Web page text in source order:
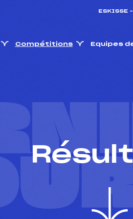
ESKISSE
Compétitions Equipes